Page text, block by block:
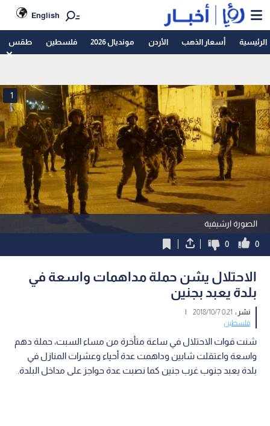
English
الرئيسية أسعار الذهب الأردن مونديال 2026 فلسطين طقس
الصورة ارشيفية
1
0
0
الاحتلال يشن حملة مداهمات واسعة في
بلدة يعبد بجنين
نشر : 0:21 2018/10/7
|
فلسطين
شنت قوات الاحتلال في ساعة متأخرة من مساء السبت، حملة دهم
واسعة واعتقلت شابين وداهمت عدة أحياء وعشرات المنازل في
بلدة يعبد جنوب غرب جنين كما نصبت عدة حواجز على مداخل البلدة.